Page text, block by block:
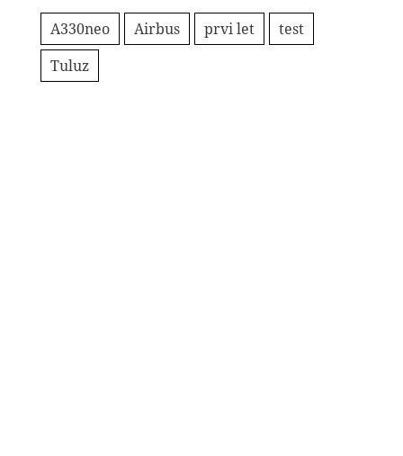
A330neo Airbus prvi let
test
Tuluz